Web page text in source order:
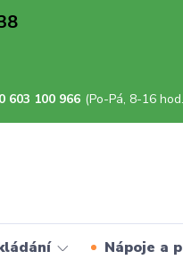
603 100 966 (Po-Pá, 8-16
Nápoje a